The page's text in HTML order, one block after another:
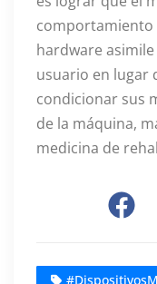
comportamiento
hardware
usuario en lugar
condicionar sus
de la máquina,
medicina de